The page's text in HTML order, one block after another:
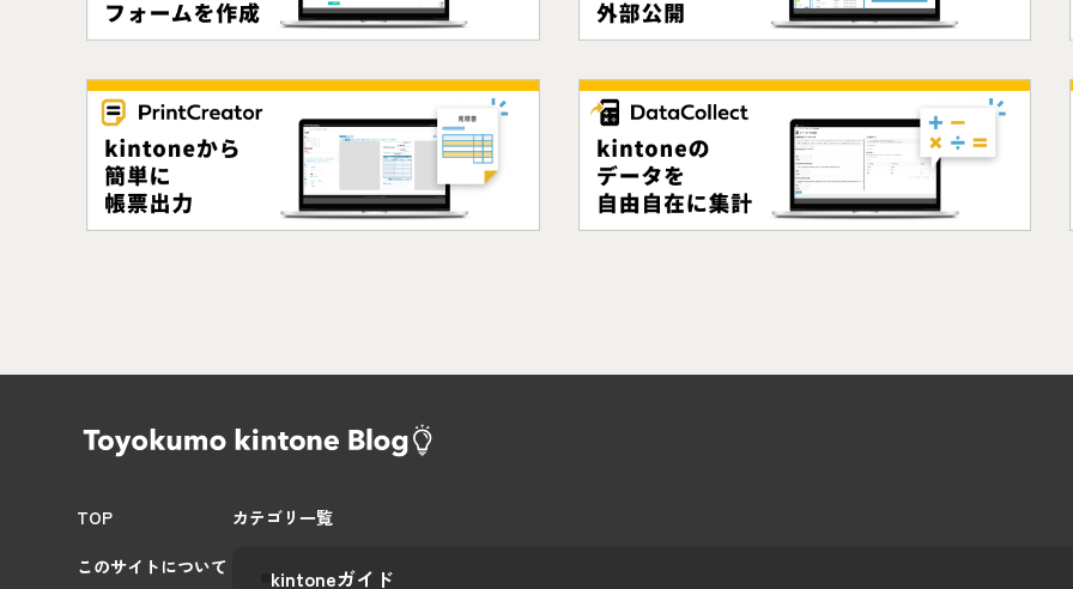
TOP
このサイトについて
カテゴリ一覧
kintoneガイド